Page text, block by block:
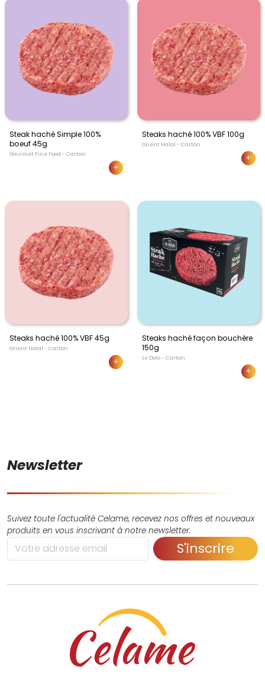
Steak haché Simple 100%
boeuf 45g
Gourmet Fine Food - Carton
Steaks haché 100% VBF 100g
Orient Halal - Carton
Steaks haché 100% VBF 45g
Orient Halal - Carton
Steaks haché façon bouchère
150g
Le Dolo - Carton
Newsletter
Suivez toute l'actualité Celame, recevez nos offres et nouveaux
produits en vous inscrivant à notre newsletter.
S'inscrire